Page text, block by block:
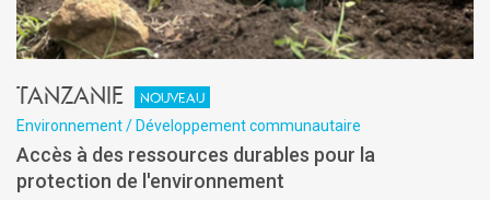
Tanzanie Nouveau
Environnement / Développement communautaire
Accès à des ressources durables pour la
protection de l'environnement